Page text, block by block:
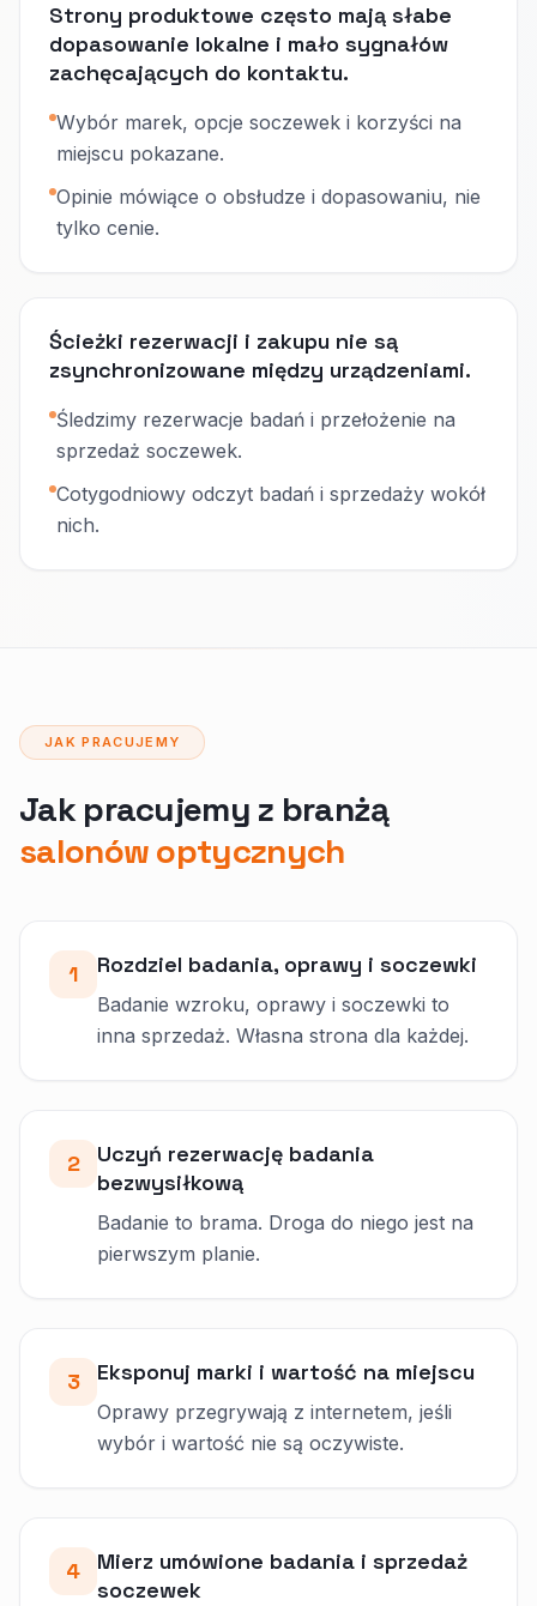
Strony produktowe często mają słabe
dopasowanie lokalne i mało sygnałów
zachęcających do kontaktu.
Wybór marek, opcje soczewek i korzyści na
miejscu pokazane.
Opinie mówiące o obsłudze i dopasowaniu, nie
tylko cenie.
Ścieżki rezerwacji i zakupu nie są
zsynchronizowane między urządzeniami.
Śledzimy rezerwacje badań i przełożenie na
sprzedaż soczewek.
Cotygodniowy odczyt badań i sprzedaży wokół
nich.
JAK PRACUJEMY
Jak pracujemy z branżą
salonów optycznych
1 Rozdziel badania, oprawy i soczewki
Badanie wzroku, oprawy i soczewki to
inna sprzedaż. Własna strona dla każdej.
2
Uczyń rezerwację badania
bezwysiłkową
Badanie to brama. Droga do niego jest na
pierwszym planie.
3 Eksponuj marki i wartość na miejscu
Oprawy przegrywają z internetem, jeśli
wybór i wartość nie są oczywiste.
4
Mierz umówione badania i sprzedaż
soczewek